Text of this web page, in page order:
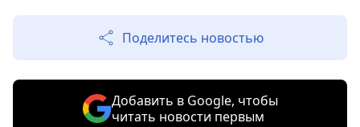
Поделитесь новостью
Добавить в Google, чтобы
читать новости первым